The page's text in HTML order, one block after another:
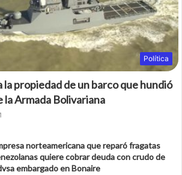
k
Política
la propiedad de un barco que hundió
la Armada Bolivariana
norteamericana que reparó fragatas
quiere cobrar deuda con crudo de
embargado en Bonaire